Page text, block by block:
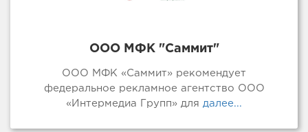
ООО МФК "Саммит"
ООО МФК «Саммит» рекомендует
федеральное рекламное агентство ООО
«Интермедиа Групп» для далее...